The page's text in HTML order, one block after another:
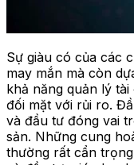
Sự giàu có của các
may mắn mà còn
khả năng quản lý
đối mặt với rủi ro.
và đầu tư đóng vai
sản. Những cung
thường rất cẩn